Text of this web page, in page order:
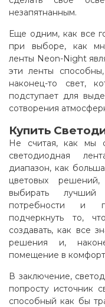
незапятнанным.
Еще одним, как все
при выборе, как
ленты Neon-Night
эти ленты
наконец-то свет,
подступает для
сотворения
Купить
Не считая, как мы
светодиодная
диапазон, как
цветовых
выбирать
потребности и
подчеркнуть то,
создавать, как все
решения и,
помещение в
В заключение,
попросту источник
способный как бы